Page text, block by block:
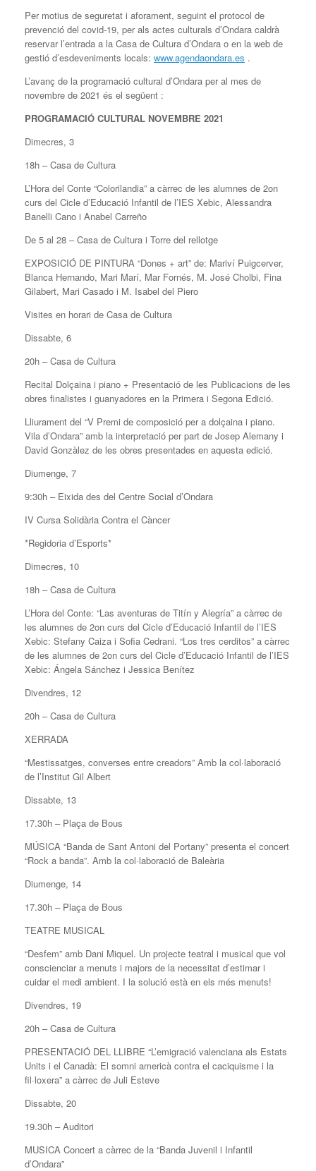
Per motius de seguretat i aforament, seguint el protocol de
prevenció del covid-19, per als actes culturals d’Ondara caldrà
reservar l’entrada a la Casa de Cultura d’Ondara o en la web de
gestió d’esdeveniments locals: www.agendaondara.es .
L’avanç de la programació cultural d’Ondara per al mes de
novembre de 2021 és el següent :
PROGRAMACIÓ CULTURAL NOVEMBRE 2021
Dimecres, 3
18h – Casa de Cultura
L’Hora del Conte “Colorilandia” a càrrec de les alumnes de 2on
curs del Cicle d’Educació Infantil de l’IES Xebic, Alessandra
Banelli Cano i Anabel Carreño
De 5 al 28 – Casa de Cultura i Torre del rellotge
EXPOSICIÓ DE PINTURA “Dones + art” de: Mariví Puigcerver,
Blanca Hernando, Mari Marí, Mar Fornés, M. José Cholbi, Fina
Gilabert, Mari Casado i M. Isabel del Piero
Visites en horari de Casa de Cultura
Dissabte, 6
20h – Casa de Cultura
Recital Dolçaina i piano + Presentació de les Publicacions de les
obres finalistes i guanyadores en la Primera i Segona Edició.
Lliurament del “V Premi de composició per a dolçaina i piano.
Vila d’Ondara” amb la interpretació per part de Josep Alemany i
David Gonzàlez de les obres presentades en aquesta edició.
Diumenge, 7
9:30h – Eixida des del Centre Social d’Ondara
IV Cursa Solidària Contra el Càncer
*Regidoria d’Esports*
Dimecres, 10
18h – Casa de Cultura
L’Hora del Conte: “Las aventuras de Titín y Alegría” a càrrec de
les alumnes de 2on curs del Cicle d’Educació Infantil de l’IES
Xebic: Stefany Caiza i Sofia Cedrani. “Los tres cerditos” a càrrec
de les alumnes de 2on curs del Cicle d’Educació Infantil de l’IES
Xebic: Ángela Sánchez i Jessica Benítez
Divendres, 12
20h – Casa de Cultura
XERRADA
“Mestissatges, converses entre creadors” Amb la col·laboració
de l’Institut Gil Albert
Dissabte, 13
17.30h – Plaça de Bous
MÚSICA “Banda de Sant Antoni del Portany” presenta el concert
“Rock a banda”. Amb la col·laboració de Baleària
Diumenge, 14
17.30h – Plaça de Bous
TEATRE MUSICAL
“Desfem” amb Dani Miquel. Un projecte teatral i musical que vol
conscienciar a menuts i majors de la necessitat d’estimar i
cuidar el medi ambient. I la solució està en els més menuts!
Divendres, 19
20h – Casa de Cultura
PRESENTACIÓ DEL LLIBRE “L’emigració valenciana als Estats
Units i el Canadà: El somni americà contra el caciquisme i la
fil·loxera” a càrrec de Juli Esteve
Dissabte, 20
19.30h – Auditori
MUSICA Concert a càrrec de la “Banda Juvenil i Infantil
d’Ondara”